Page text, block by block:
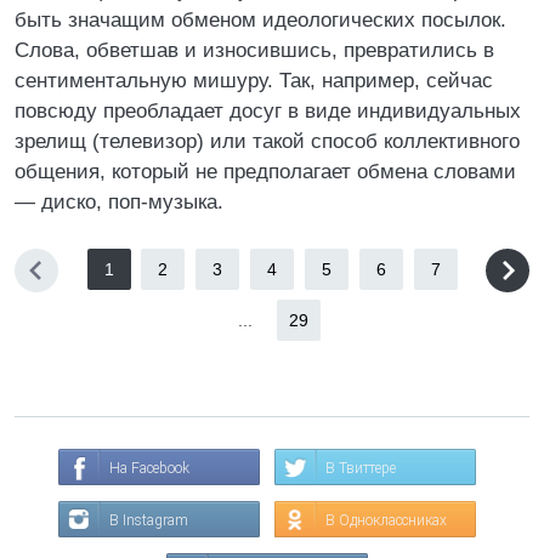
быть значащим обменом идеологических посылок.
Слова, обветшав и износившись, превратились в
сентиментальную мишуру. Так, например, сейчас
повсюду преобладает досуг в виде индивидуальных
зрелищ (телевизор) или такой способ коллективного
общения, который не предполагает обмена словами
— диско, поп-музыка.
1 2 3 4 5 6 7
29
На Facebook В Твиттере
В Instagram В Одноклассниках